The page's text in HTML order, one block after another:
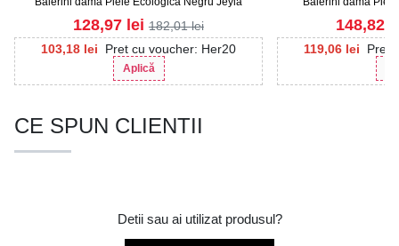
103,18 lei Pret cu voucher: Her20
Aplică
128,97 lei 182,01lei
119,06 lei Pret
148,82
CE SPUN CLIENTII
Detii sau ai utilizat produsul?